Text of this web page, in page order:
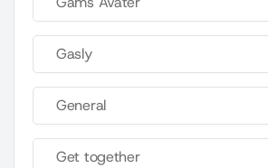
Gasly
General
Get together